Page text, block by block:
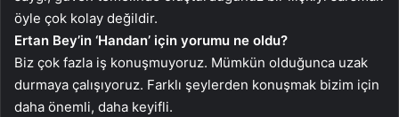
öyle çok kolay değildir.
Ertan Bey’in ‘Handan’ için yorumu ne oldu?
Biz çok fazla iş konuşmuyoruz. Mümkün olduğunca uzak
durmaya çalışıyoruz. Farklı şeylerden konuşmak bizim için
daha önemli, daha keyifli.